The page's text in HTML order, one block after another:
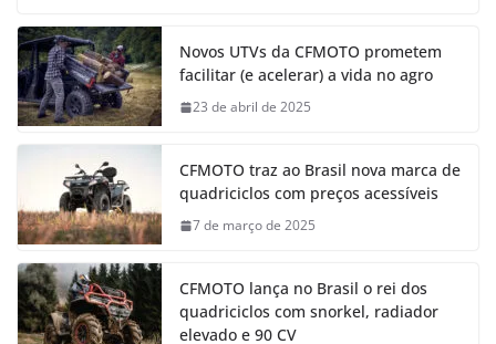
Novos UTVs da CFMOTO prometem
facilitar (e acelerar) a vida no agro
23 de abril de 2025
CFMOTO traz ao Brasil nova marca de
quadriciclos com preços acessíveis
7 de março de 2025
CFMOTO lança no Brasil o rei dos
quadriciclos com snorkel, radiador
elevado e 90 CV